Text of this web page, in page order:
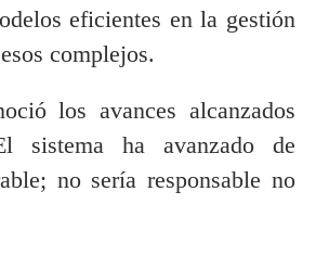
eficientes en la gestión
complejos.
los avances alcanzados
sistema ha avanzado de
no sería responsable no